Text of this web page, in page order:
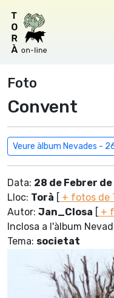
Foto
Convent
Veure àlbum Nevades -
Data: 28 de Febrer de
Lloc: Torà [ + fotos de
Autor: Jan_Closa [ +
Inclosa a l'àlbum
Tema: societat